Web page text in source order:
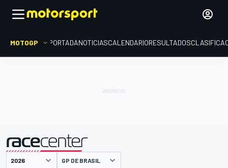
MOTOGP PORTADANOTICIASCALENDARIORESULTADOS
GP DE BRASIL